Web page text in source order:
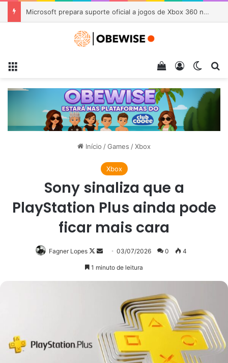
Grounded anuncia grande atualização e já ultrapassa 30 milhões de jogadores
Entrar
Veja seu
Início /Games /Xbox
Xbox
Sony sinaliza que a
PlayStation Plus ainda pode
ficar mais cara
Fagner Lopes
Follow
Mande03/07/2026 0 4
1 minuto de leitura